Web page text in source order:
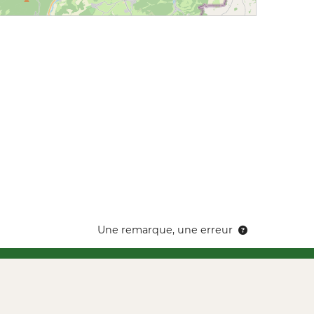
Une remarque, une erreur